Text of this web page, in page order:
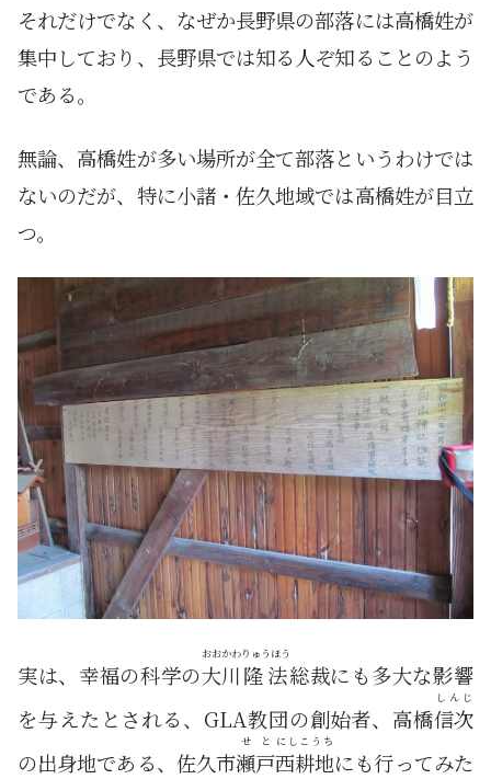
それだけでなく、なぜか長野県の部落には高橋姓が
集中しており、長野県では知る人ぞ知ることのよう
である。
無論、高橋姓が多い場所が全て部落というわけでは
ないのだが、特に小諸・佐久地域では高橋姓が目立
つ。
実は、幸福の科学の大川
おおかわ
隆法
りゅうほう
総裁にも多大な影響
を与えたとされる、GLA教団の創始者、高橋信次
しんじ
の出身地である、佐久市瀬戸
せと
西耕地
にしこうち
にも行ってみた